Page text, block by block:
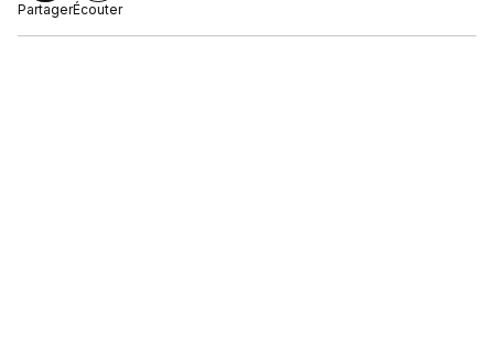
PartagerÉcouter